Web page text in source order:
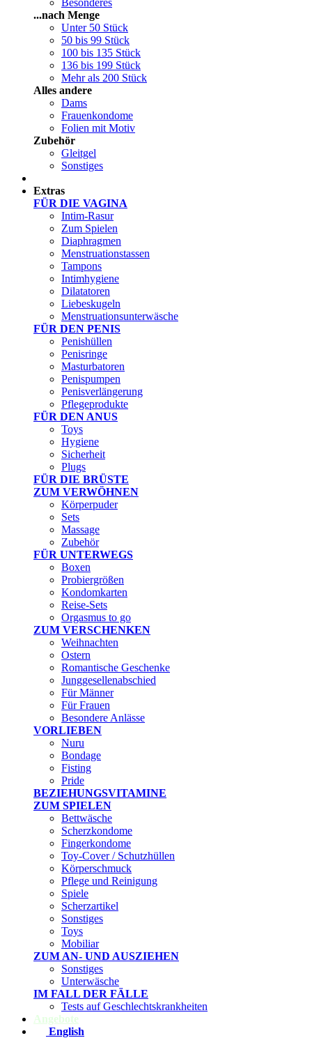
Besonderes
...nach Menge
Unter 50 Stück
50 bis 99 Stück
100 bis 135 Stück
136 bis 199 Stück
Mehr als 200 Stück
Alles andere
Dams
Frauenkondome
Folien mit Motiv
Zubehör
Gleitgel
Sonstiges
Extras
FÜR DIE VAGINA
Intim-Rasur
Zum Spielen
Diaphragmen
Menstruationstassen
Tampons
Intimhygiene
Dilatatoren
Liebeskugeln
Menstruationsunterwäsche
FÜR DEN PENIS
Penishüllen
Penisringe
Masturbatoren
Penispumpen
Penisverlängerung
Pflegeprodukte
FÜR DEN ANUS
Toys
Hygiene
Sicherheit
Plugs
FÜR DIE BRÜSTE
ZUM VERWÖHNEN
Körperpuder
Sets
Massage
Zubehör
FÜR UNTERWEGS
Boxen
Probiergrößen
Kondomkarten
Reise-Sets
Orgasmus to go
ZUM VERSCHENKEN
Weihnachten
Ostern
Romantische Geschenke
Junggesellenabschied
Für Männer
Für Frauen
Besondere Anlässe
VORLIEBEN
Nuru
Bondage
Fisting
Pride
BEZIEHUNGSVITAMINE
ZUM SPIELEN
Bettwäsche
Scherzkondome
Fingerkondome
Toy-Cover / Schutzhüllen
Körperschmuck
Pflege und Reinigung
Spiele
Scherzartikel
Sonstiges
Toys
Mobiliar
ZUM AN- UND AUSZIEHEN
Sonstiges
Unterwäsche
IM FALL DER FÄLLE
Tests auf Geschlechtskrankheiten
Angebote
English